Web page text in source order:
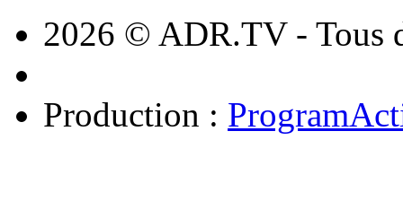
2026 © ADR.TV - Tous
Production :